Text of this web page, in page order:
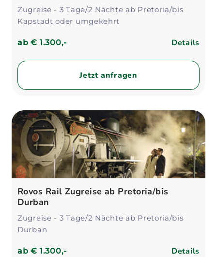
Zugreise - 3 Tage/2 Nächte ab Pretoria/bis
Kapstadt oder umgekehrt
ab€ 1.300,- Details
Jetzt anfragen
Rovos Rail Zugreise ab Pretoria/bis
Durban
Zugreise - 3 Tage/2 Nächte ab Pretoria/bis
Durban
ab€ 1.300,- Details